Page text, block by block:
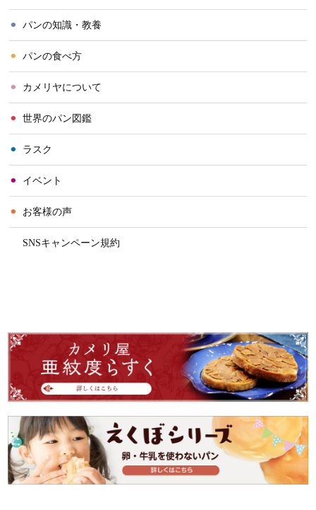
⚫︎ パンの知識・教養
⚫︎ パンの食べ方
⚫︎ カメリヤについて
⚫︎ 世界のパン図鑑
⚫︎ ラスク
⚫︎ イベント
⚫︎ お客様の声
SNSキャンペーン規約